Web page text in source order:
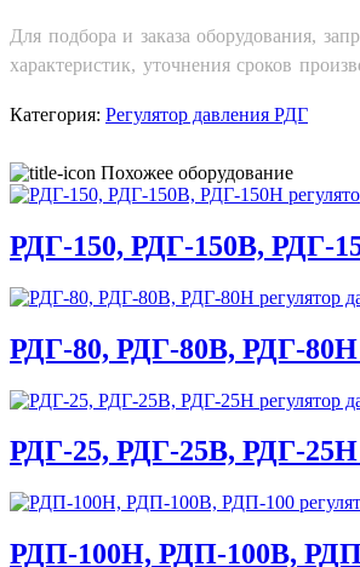
Для подбора и заказа оборудования,
характеристик, уточнения сроков
Категория: Регулятор давления РДГ
Похожее оборудование
РДГ-150, РДГ-150В, РДГ-
РДГ-80, РДГ-80В, РДГ-80Н
РДГ-25, РДГ-25В, РДГ-25Н
РДП-100Н, РДП-100В, РДП-